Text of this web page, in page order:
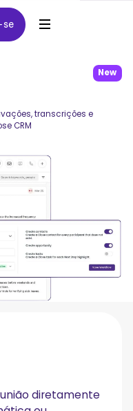
se
transcrições e
CRM
New
diretamente